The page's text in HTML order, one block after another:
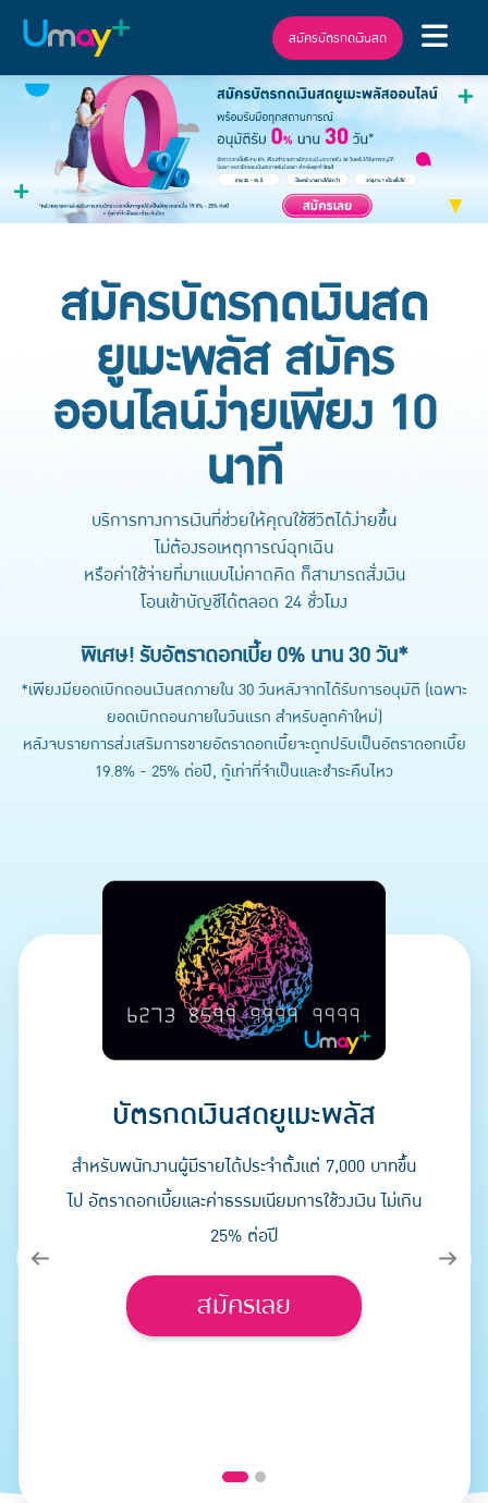
สมัครบัตรกดเงินสด
สมัครบัตรกดเงินสด
ยูเมะพลัส สมัคร
ออนไลน์ง่ายเพียง 10
นาที
บริการทางการเงินที่ช่วยให้คุณใช้ชีวิตได้ง่ายขึ้น
ไม่ต้องรอเหตุการณ์ฉุกเฉิน
หรือค่าใช้จ่ายที่มาแบบไม่คาดคิด ก็สามารถสั่งเงิน
โอนเข้าบัญชีได้ตลอด 24 ชั่วโมง
พิเศษ! รับอัตราดอกเบี้ย 0% นาน 30 วัน*
*เพียงมียอดเบิกถอนเงินสดภายใน 30 วันหลังจากได้รับการอนุมัติ (เฉพาะ
ยอดเบิกถอนภายในวันแรก สำหรับลูกค้าใหม่)
หลังจบรายการส่งเสริมการขายอัตราดอกเบี้ยจะถูกปรับเป็นอัตราดอกเบี้ย
19.8% - 25% ต่อปี, กู้เท่าที่จำเป็นและชำระคืนไหว
บัตรกดเงินสดยูเมะพลัส
สำหรับพนักงานผู้มีรายได้ประจำตั้งแต่ 7,000 บาทขึ้น
ไป อัตราดอกเบี้ยและค่าธรรมเนียมการใช้วงเงิน ไม่เกิน
25% ต่อปี
สมัครเลย